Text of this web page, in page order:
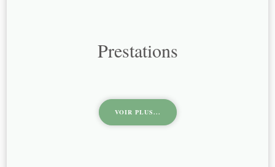
Prestations
VOIR PLUS...